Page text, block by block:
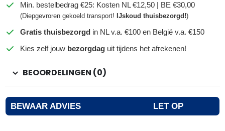
Min. bestelbedrag €25: Kosten NL €12,50 | BE €30,00
(Diepgevroren gekoeld transport! IJskoud thuisbezorgd!)
Gratis thuisbezorgd in NL v.a. €100 en België v.a. €150
Kies zelf jouw bezorgdag uit tijdens het afrekenen!
BEOORDELINGEN (0)
BEWAAR ADVIES LET OP